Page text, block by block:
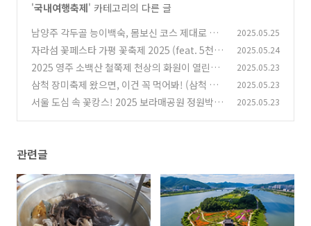
'국내여행축제' 카테고리의 다른 글
남양주 각두골 능이백숙, 몸보신 코스 제대로 즐
기기! (feat. 근처 여행코스도 많음!) (2)
2025.05.25
자라섬 꽃페스타 가평 꽃축제 2025 (feat. 5천
원 돌려줌 개이득!)
(5)
2025.05.24
2025 영주 소백산 철쭉제 천상의 화원이 열린다!
(가수 라인업까지!)
(1)
2025.05.23
삼척 장미축제 왔으면, 이건 꼭 먹어봐! (삼척 특
산물 & 현지 맛집 꿀팁!) (1)
2025.05.23
서울 도심 속 꽃캉스! 2025 보라매공원 정원박람
2025.05.23
관련글